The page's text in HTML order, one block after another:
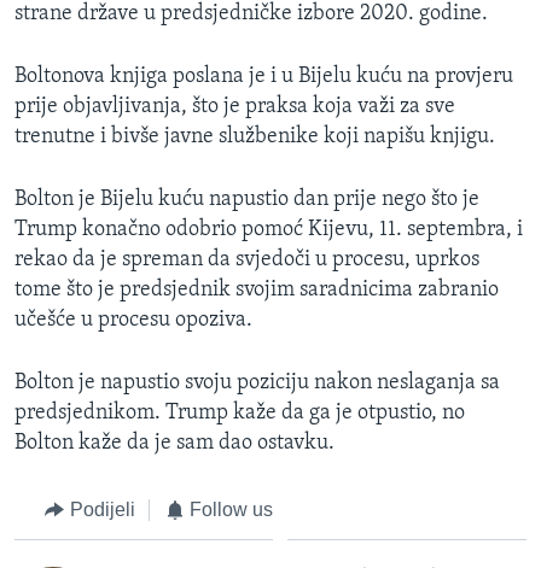
strane države u predsjedničke izbore 2020. godine.
Boltonova knjiga poslana je i u Bijelu kuću na provjeru
prije objavljivanja, što je praksa koja važi za sve
trenutne i bivše javne službenike koji napišu knjigu.
Bolton je Bijelu kuću napustio dan prije nego što je
Trump konačno odobrio pomoć Kijevu, 11. septembra, i
rekao da je spreman da svjedoči u procesu, uprkos
tome što je predsjednik svojim saradnicima zabranio
učešće u procesu opoziva.
Bolton je napustio svoju poziciju nakon neslaganja sa
predsjednikom. Trump kaže da ga je otpustio, no
Bolton kaže da je sam dao ostavku.
Podijeli Follow us